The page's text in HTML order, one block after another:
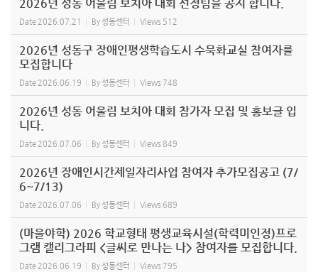
2026년 성동 어울림 보치아 대회 선정팀을 공지 합니다.
Date 2026.07.21 By성동센터 Views 512
2026년 성동구 장애인평생학습도시 수묵화교실 참여자를
모집합니다
Date 2026.06.19 By성동센터 Views 748
2026년 성동 어울림 보치아 대회 참가자 모집 및 홍보글 입
니다.
Date 2026.07.06 By성동센터 Views 849
2026년 장애인시간제일자리사업 참여자 추가모집공고 (7/
6~7/13)
Date 2026.07.06 By성동센터 Views 689
(마을야학) 2026 학교형태 평생교육시설(학력미인정)프로
그램 캘리그라피 <글씨로 만나는 나> 참여자를 모집합니다.
Date 2026.06.19 By성동센터 Views 795